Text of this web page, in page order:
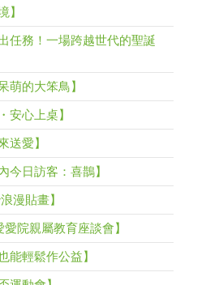
】
任務！一場跨越世代的聖誕
萌的大笨鳥】
安心上桌】
送愛】
今日訪客：喜鵲】
漫貼畫】
院親屬教育座談會】
能輕鬆作公益】